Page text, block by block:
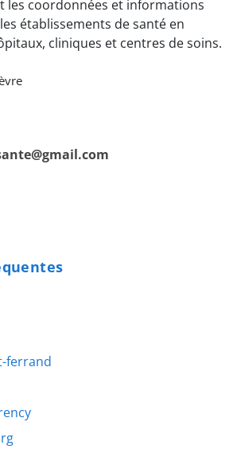
les coordonnées et informations
établissements de santé en
cliniques et centres de soins.
ferrand